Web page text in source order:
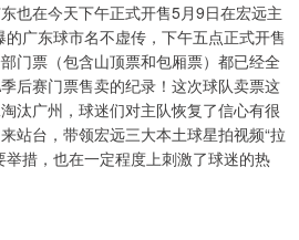
也在今天下午正式开售5月9日在宏远主
广东球市名不虚传，下午五点正式开售
门票（包含山顶票和包厢票）都已经全
后赛门票售卖的纪录！这次球队卖票这
汰广州，球迷们对主队恢复了信心有很
站台，带领宏远三大本土球星拍视频“拉
举措，也在一定程度上刺激了球迷的热